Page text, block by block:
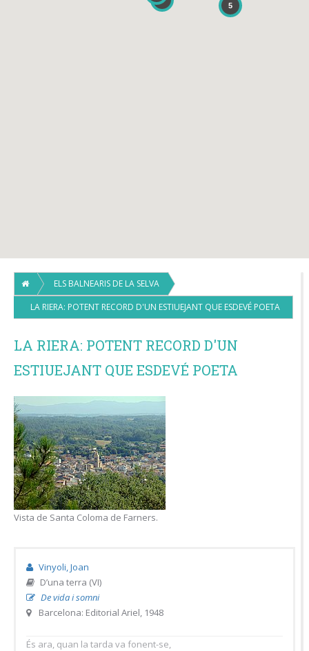
5
ELS BALNEARIS DE LA SELVA
LA RIERA: POTENT RECORD D'UN ESTIUEJANT QUE ESDEVÉ POETA
LA RIERA: POTENT RECORD D'UN
ESTIUEJANT QUE ESDEVÉ POETA
Vista de Santa Coloma de Farners.
Vinyoli, Joan
D’una terra (VI)
De vida i somni
Barcelona: Editorial Ariel, 1948
És ara, quan la tarda va fonent-se,